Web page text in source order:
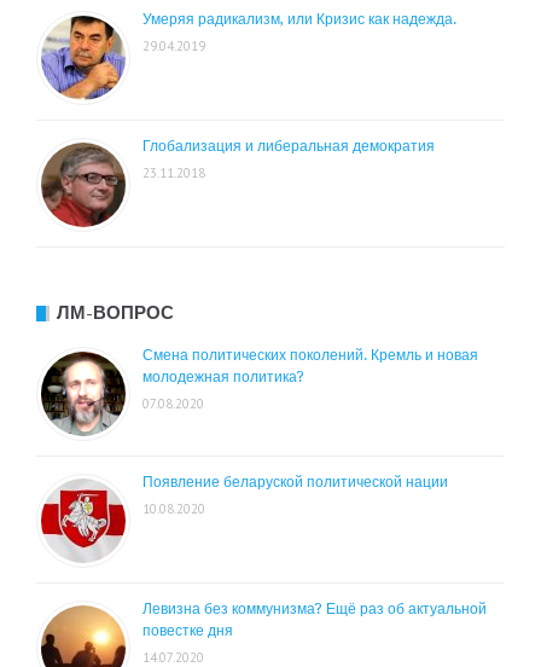
Умеряя радикализм, или Кризис как надежда.
29.04.2019
Глобализация и либеральная демократия
23.11.2018
ЛМ-ВОПРОС
Смена политических поколений. Кремль и новая
молодежная политика?
07.08.2020
Появление беларуской политической нации
10.08.2020
Левизна без коммунизма? Ещё раз об актуальной
повестке дня
14.07.2020